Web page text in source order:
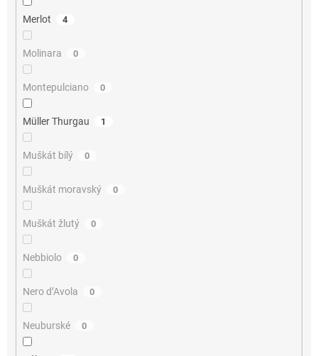
Merlot 4
Molinara 0
Montepulciano 0
Müller Thurgau 1
Muškát bílý 0
Muškát moravský 0
Muškát žlutý 0
Nebbiolo 0
Nero d’Avola 0
Neuburské 0